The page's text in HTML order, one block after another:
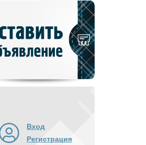
Вход
Регистрация